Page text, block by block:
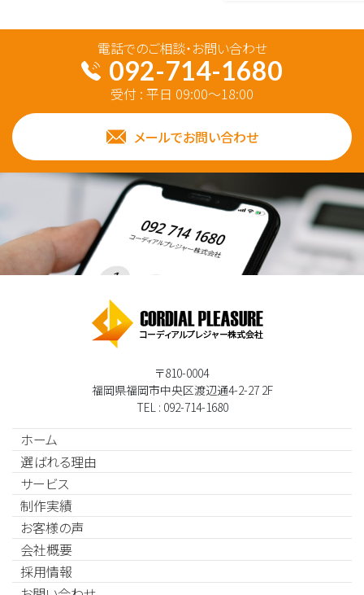
電話でのご相談・お問い合わせ
092-714-1680
受付 : 平日 09:00～18:00
メールでお問い合わせ
〒810-0004
福岡県福岡市中央区渡辺通4-2-27 2F
TEL : 092-714-1680
ホーム
選ばれる理由
サービス
制作実績
お客様の声
会社概要
採用情報